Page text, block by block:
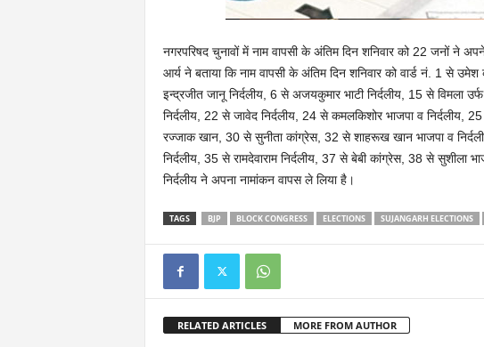
नगरपरिषद चुनावों में नाम वापसी के अंतिम दिन शनिवार को 22 जनों
आर्य ने बताया कि नाम वापसी के अंतिम दिन शनिवार को वार्ड नं. 1 से उमेश
इन्द्रजीत जानू निर्दलीय, 6 से अजयकुमार भाटी निर्दलीय, 15 से विमला
निर्दलीय, 22 से जावेद निर्दलीय, 24 से कमलकिशोर भाजपा व निर्दलीय,
रज्जाक खान, 30 से सुनीता कांग्रेस, 32 से शाहरूख खान भाजपा व
निर्दलीय, 35 से रामदेवाराम निर्दलीय, 37 से बेबी कांग्रेस, 38 से
निर्दलीय ने अपना नामांकन वापस ले लिया है।
TAGS BJP BLOCK CONGRESS ELECTIONS SUJANGARH ELECTIONS
RELATED ARTICLES MORE FROM AUTHOR